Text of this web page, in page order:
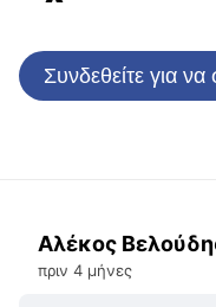
Συνδεθείτε για να
Αλέκος
πριν 4 μήνες